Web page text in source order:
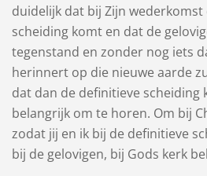
duidelijk dat bij Zijn wederkomst
scheiding komt en dat de
tegenstand en zonder nog iets
herinnert op die nieuwe aarde
dat dan de definitieve scheiding
belangrijk om te horen. Om bij
zodat jij en ik bij de definitieve
bij de gelovigen, bij Gods kerk